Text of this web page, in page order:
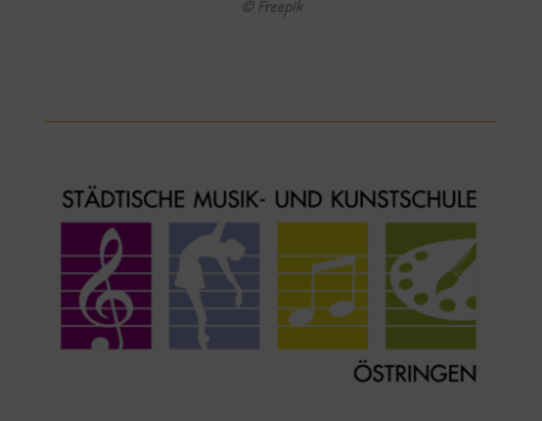
© Freepik